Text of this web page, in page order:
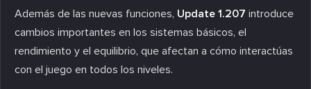
Además de las nuevas funciones, Update 1.207 introduce
cambios importantes en los sistemas básicos, el
rendimiento y el equilibrio, que afectan a cómo interactúas
con el juego en todos los niveles.